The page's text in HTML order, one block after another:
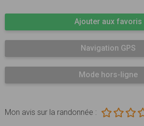
Ajouter aux favoris
Navigation GPS
Mode hors-ligne
Mon avis sur la randonnée :